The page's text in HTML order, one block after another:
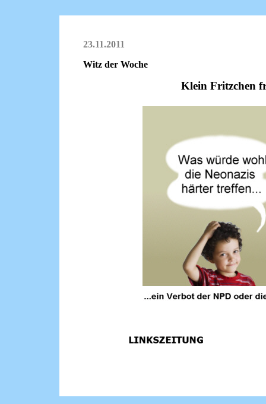
23.11.2011
Witz der Woche
Klein Fritzchen